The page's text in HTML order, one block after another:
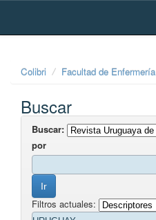
Skip
Colibri Facultad de Enfermería
Buscar
Buscar:
por
Filtros actuales: